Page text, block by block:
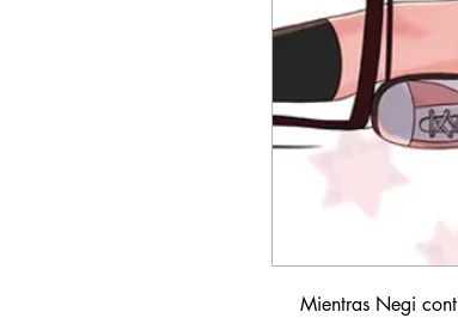
Mientras Negi